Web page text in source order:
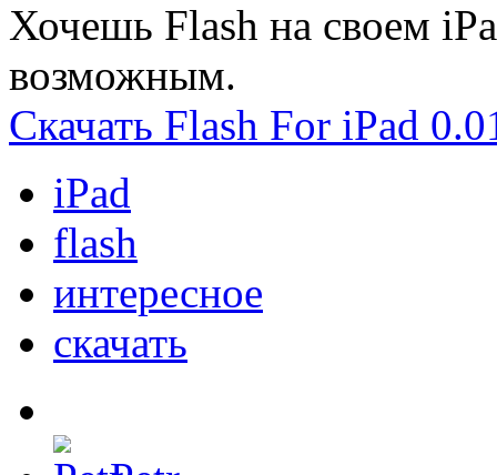
Хочешь Flash на своем
возможным.
Скачать Flash For iPad
iPad
flash
интересное
скачать